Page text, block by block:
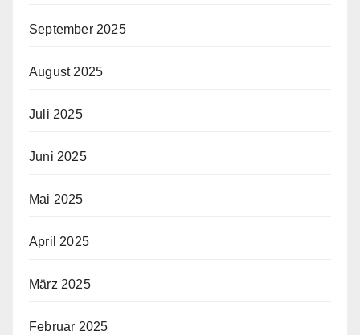
September 2025
August 2025
Juli 2025
Juni 2025
Mai 2025
April 2025
März 2025
Februar 2025